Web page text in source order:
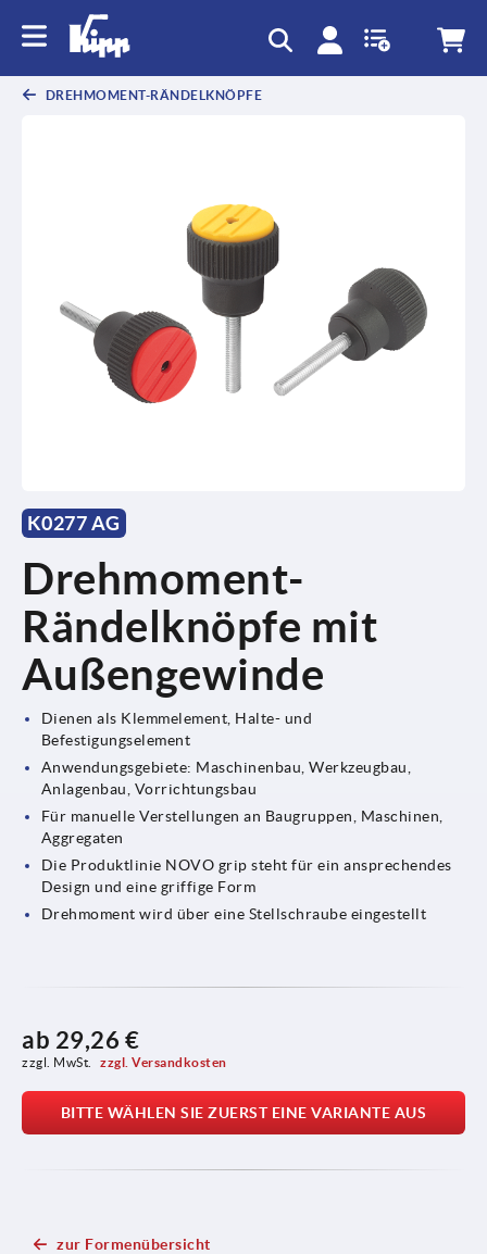
DREHMOMENT-RÄNDELKNÖPFE
K0277 AG
Drehmoment-
Rändelknöpfe mit
Außengewinde
Dienen als Klemmelement, Halte- und
Befestigungselement
Anwendungsgebiete: Maschinenbau, Werkzeugbau,
Anlagenbau, Vorrichtungsbau
Für manuelle Verstellungen an Baugruppen, Maschinen,
Aggregaten
Die Produktlinie NOVO grip steht für ein ansprechendes
Design und eine griffige Form
Drehmoment wird über eine Stellschraube eingestellt
ab 29,26 €
zzgl. MwSt. zzgl. Versandkosten
BITTE WÄHLEN SIE ZUERST EINE VARIANTE AUS
zur Formenübersicht